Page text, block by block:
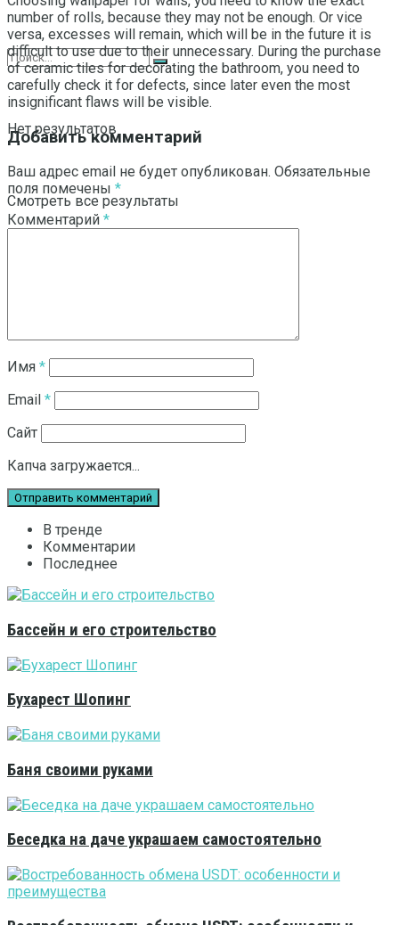
Нет результатов
Смотреть все результаты
number of rolls, because they may not be enough. Or vice
versa, excesses will remain, which will be in the future it is
difficult to use due to their unnecessary. During the purchase
of ceramic tiles for decorating the bathroom, you need to
carefully check it for defects, since later even the most
insignificant flaws will be visible.
Добавить комментарий
Ваш адрес email не будет опубликован. Обязательные
поля помечены *
Комментарий *
Имя *
Email *
Сайт
Капча загружается...
В тренде
Комментарии
Последнее
Бассейн и его строительство
Бухарест Шопинг
Баня своими руками
Беседка на даче украшаем самостоятельно